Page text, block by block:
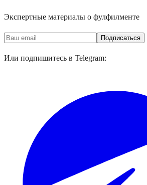
Экспертные материалы о фулфилменте
Подписаться
Или подпишитесь в Telegram: